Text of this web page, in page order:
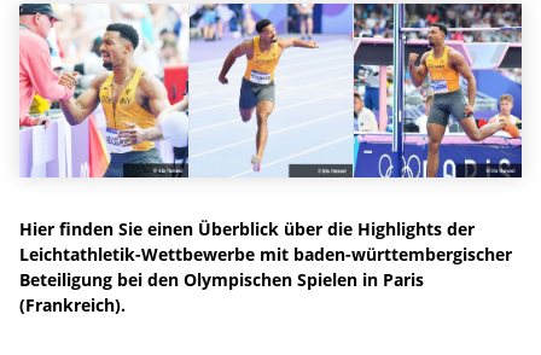
Hier finden Sie einen Überblick über die Highlights der
Leichtathletik-Wettbewerbe mit baden-württembergischer
Beteiligung bei den Olympischen Spielen in Paris
(Frankreich).